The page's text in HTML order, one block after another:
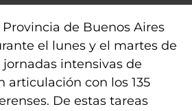
de Buenos Aires
el lunes y el martes de
intensivas de
articulación con los 135
De estas tareas